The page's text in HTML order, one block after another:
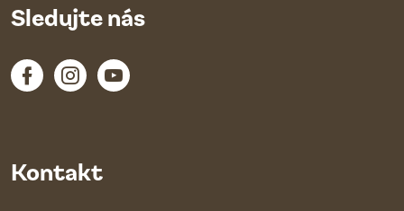
Kontakt
Sledujte nás